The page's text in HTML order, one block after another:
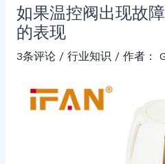
如果温控阀出现故
的表现
3条评论 / 行业知识 / 作者：